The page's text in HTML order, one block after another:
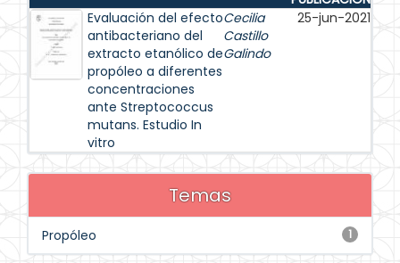
Evaluación del efecto
antibacteriano del
extracto etanólico de
propóleo a diferentes
concentraciones
ante Streptococcus
mutans. Estudio In
vitro
Cecilia
Castillo
Galindo
25-jun-2021
Temas
1
Propóleo